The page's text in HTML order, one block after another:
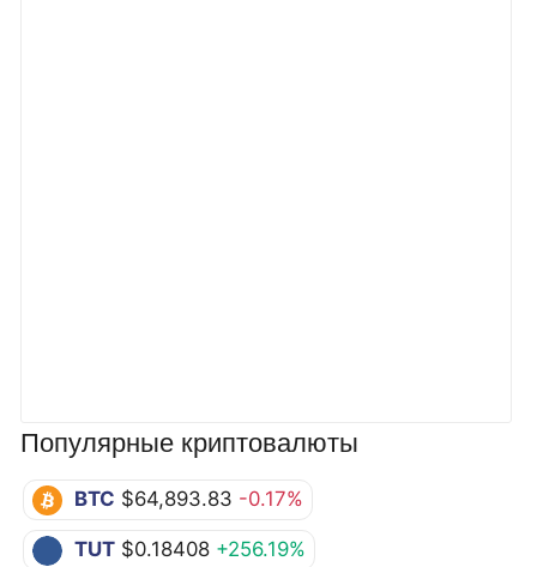
Популярные криптовалюты
BTC $64,893.83 -0.17%
TUT $0.18408 +256.19%